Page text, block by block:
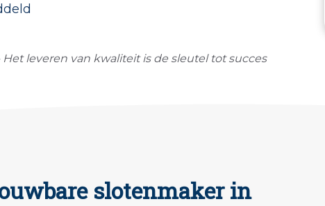
Het leveren van kwaliteit is de sleutel tot succes
slotenmaker in